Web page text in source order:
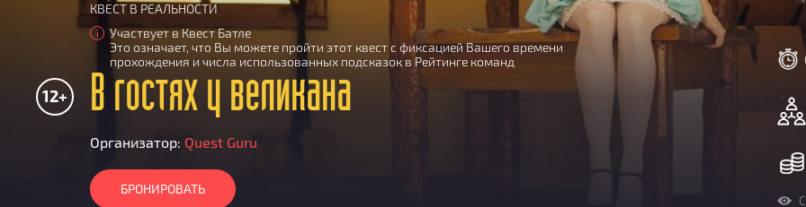
КВЕСТ В РЕАЛЬНОСТИ
i
Участвует в Квест Батле
Это означает, что Вы можете пройти этот квест с фиксацией Вашего времени
прохождения и числа использованных подсказок в Рейтинге команд
В гостях у великана
12+
Организатор: Quest Guru
БРОНИРОВАТЬ